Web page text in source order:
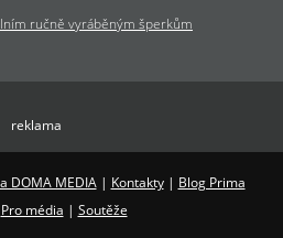
ručně vyráběným šperkům
reklama
DOMA MEDIA| Kontakty| Blog Prima
Pro média | Soutěže